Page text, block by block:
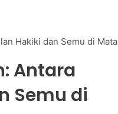
Hakiki dan Semu di Mata
Antara
Semu di